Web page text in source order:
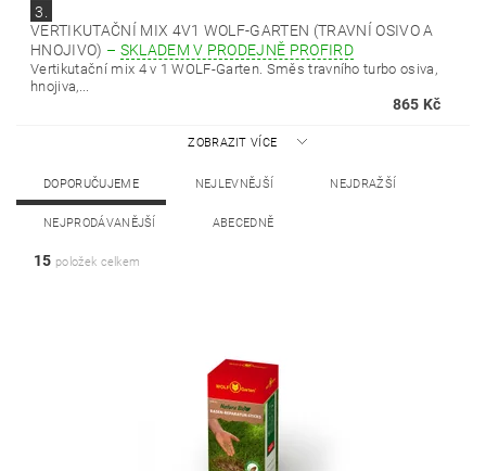
3.
VERTIKUTAČNÍ MIX 4V1 WOLF-GARTEN (TRAVNÍ OSIVO A
HNOJIVO) – SKLADEM V PRODEJNĚ PROFIRD
Vertikutační mix 4 v 1 WOLF-Garten. Směs travního turbo osiva,
hnojiva,...
865 Kč
ZOBRAZIT VÍCE
DOPORUČUJEME NEJLEVNĚJŠÍ NEJDRAŽŠÍ
NEJPRODÁVANĚJŠÍ ABECEDNĚ
15 položek celkem